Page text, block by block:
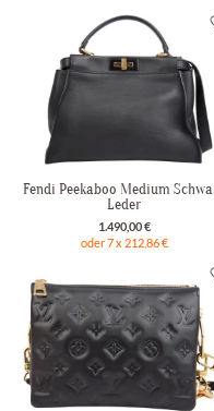
Fendi Peekaboo Medium
Leder
oder 7 x 212,86 €
1.490,00 €